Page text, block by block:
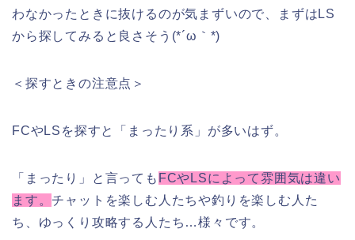
わなかったときに抜けるのが気まずいので、まずはLS
から探してみると良さそう(*´ω｀*)
＜探すときの注意点＞
FCやLSを探すと「まったり系」が多いはず。
「まったり」と言っても FCやLSによって雰囲気は違い
ます。チャットを楽しむ人たちや釣りを楽しむ人た
ち、ゆっくり攻略する人たち…様々です。